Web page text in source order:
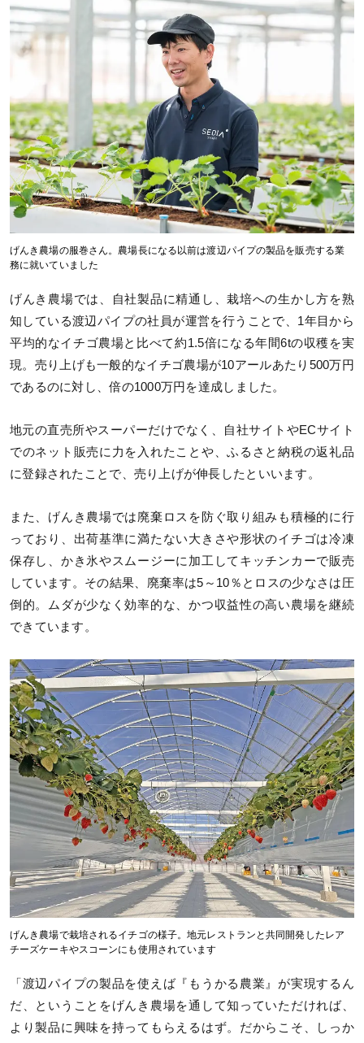
げんき農場の服巻さん。農場長になる以前は渡辺パイプの製品を販売する業
務に就いていました
げんき農場では、自社製品に精通し、栽培への生かし方を熟
知している渡辺パイプの社員が運営を行うことで、1年目から
平均的なイチゴ農場と比べて約1.5倍になる年間6tの収穫を実
現。売り上げも一般的なイチゴ農場が10アールあたり500万円
であるのに対し、倍の1000万円を達成しました。
地元の直売所やスーパーだけでなく、自社サイトやECサイト
でのネット販売に力を入れたことや、ふるさと納税の返礼品
に登録されたことで、売り上げが伸長したといいます。
また、げんき農場では廃棄ロスを防ぐ取り組みも積極的に行
っており、出荷基準に満たない大きさや形状のイチゴは冷凍
保存し、かき氷やスムージーに加工してキッチンカーで販売
しています。その結果、廃棄率は5～10％とロスの少なさは圧
倒的。ムダが少なく効率的な、かつ収益性の高い農場を継続
できています。
げんき農場で栽培されるイチゴの様子。地元レストランと共同開発したレア
チーズケーキやスコーンにも使用されています
「渡辺パイプの製品を使えば『もうかる農業』が実現するん
だ、ということをげんき農場を通して知っていただければ、
より製品に興味を持ってもらえるはず。だからこそ、しっか